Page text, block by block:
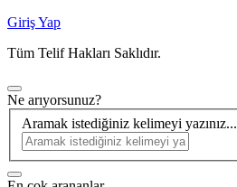
Giriş Yap
Tüm Telif Hakları Saklıdır.
Ne arıyorsunuz?
Aramak istediğiniz kelimeyi yazınız...